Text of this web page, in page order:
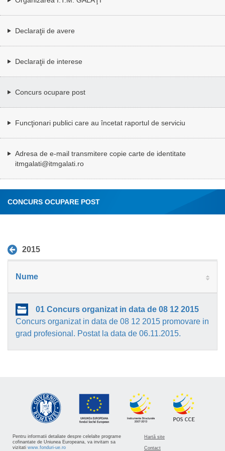
Declaraţii de avere
Declaraţii de interese
Concurs ocupare post
Funcţionari publici care au încetat raportul de serviciu
Adresa de e-mail transmitere copie carte de identitate
itmgalati@itmgalati.ro
CONCURS OCUPARE POST
2015
Nume
01 Concurs organizat in data de 08 12 2015
Concurs organizat in data de 08 12 2015 promovare in
grad profesional. Postat la data de 06.11.2015.
Pentru informatii detaliate despre celelalte programe
cofinantate de Uniunea Europeana, va invitam sa
vizitati www.fonduri-ue.ro
Hartă site
Contact